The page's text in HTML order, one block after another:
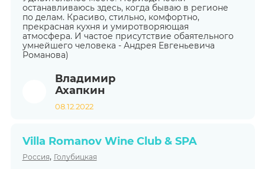
останавливаюсь здесь, когда бываю в регионе
по делам. Красиво, стильно, комфортно,
прекрасная кухня и умиротворяющая
атмосфера. И частое присутствие обаятельного
умнейшего человека - Андрея Евгеньевича
Романова)
Владимир
Ахапкин
08.12.2022
Villa Romanov Wine Club & SPA
Россия, Голубицкая